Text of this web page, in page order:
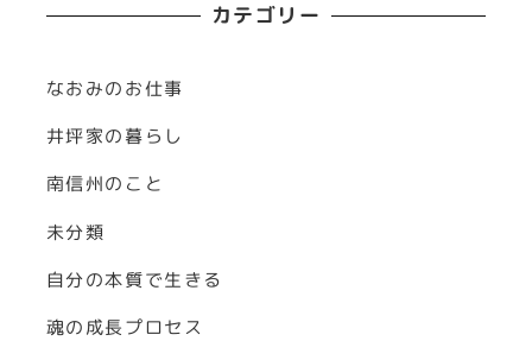
カテゴリー
なおみのお仕事
井坪家の暮らし
南信州のこと
未分類
自分の本質で生きる
魂の成長プロセス